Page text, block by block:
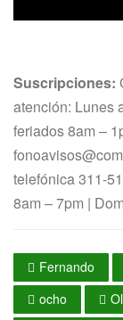
Suscripciones:
atención: Lunes
feriados 8am –
telefónica 311-
8am – 7pm |
Fernando
ocho